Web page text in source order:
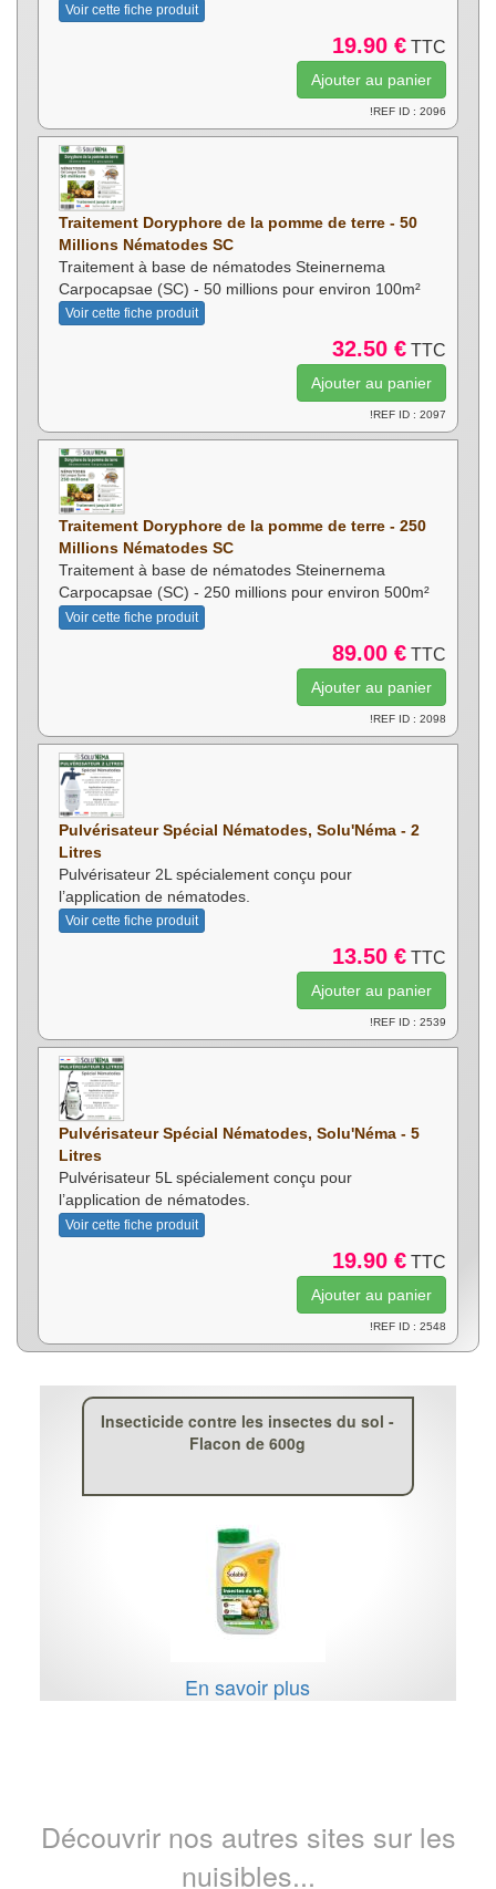
Voir cette fiche produit
19.90 € TTC
!REF ID : 2096
Traitement Doryphore de la pomme de terre - 50
Millions Nématodes SC
Traitement à base de nématodes Steinernema
Carpocapsae (SC) - 50 millions pour environ 100m²
Voir cette fiche produit
32.50 € TTC
!REF ID : 2097
Traitement Doryphore de la pomme de terre - 250
Millions Nématodes SC
Traitement à base de nématodes Steinernema
Carpocapsae (SC) - 250 millions pour environ 500m²
Voir cette fiche produit
89.00 € TTC
!REF ID : 2098
Pulvérisateur Spécial Nématodes, Solu'Néma - 2
Litres
Pulvérisateur 2L spécialement conçu pour
l’application de nématodes.
Voir cette fiche produit
13.50 € TTC
!REF ID : 2539
Pulvérisateur Spécial Nématodes, Solu'Néma - 5
Litres
Pulvérisateur 5L spécialement conçu pour
l’application de nématodes.
Voir cette fiche produit
19.90 € TTC
!REF ID : 2548
Insecticide contre les insectes du sol -
Flacon de 600g
En savoir plus
Découvrir nos autres sites sur les
nuisibles...